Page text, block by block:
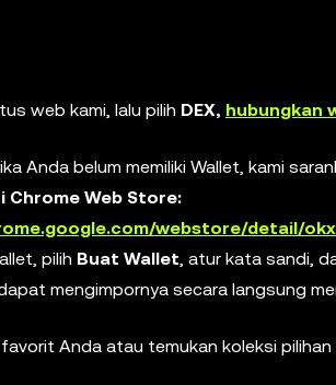
web kami, lalu pilih DEX, hubungkan
Anda belum memiliki Wallet, kami
Chrome Web Store:
webstore/detail/
pilih Buat Wallet, atur kata sandi,
mengimpornya secara langsung
favorit Anda atau temukan koleksi pilihan